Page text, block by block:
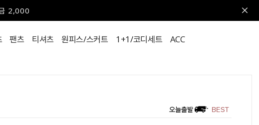
2,000
팬츠 티셔츠 원피스/스커트 1+1/코디세트 ACC